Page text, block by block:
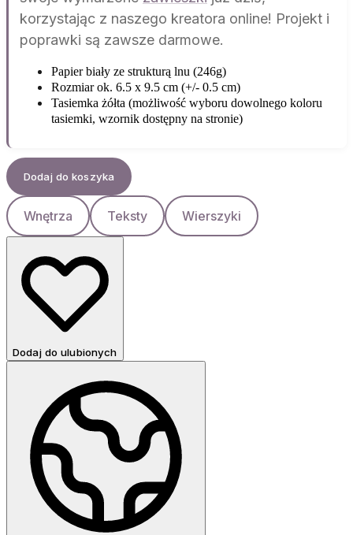
korzystając z naszego kreatora online! Projekt i
poprawki są zawsze darmowe.
Papier biały ze strukturą lnu (246g)
Rozmiar ok. 6.5 x 9.5 cm (+/- 0.5 cm)
Tasiemka żółta (możliwość wyboru dowolnego koloru
tasiemki, wzornik dostępny na stronie)
Dodaj do koszyka
Wnętrza Teksty Wierszyki
Dodaj do ulubionych